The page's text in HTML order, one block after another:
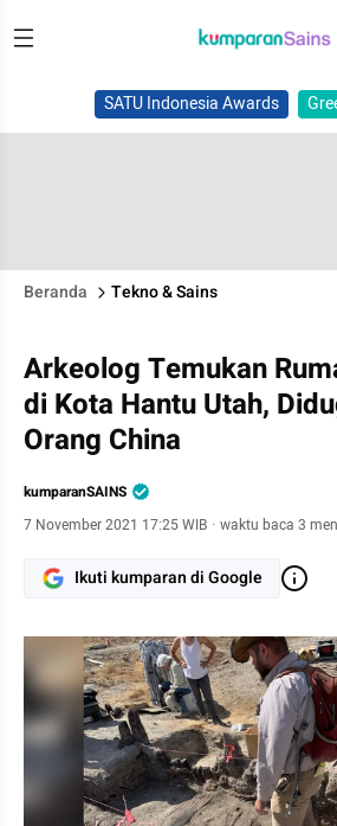
SATU Indonesia Awards
Beranda Tekno & Sains
Arkeolog Temukan
di Kota Hantu Utah,
Orang China
kumparanSAINS
7 November 2021 17:25 WIB · waktu baca 3
Ikuti kumparan di Google